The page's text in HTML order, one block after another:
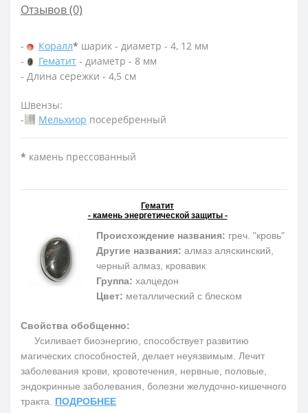
Отзывов (0)
- Коралл* шарик - диаметр - 4, 12 мм
-
Гематит - диаметр - 8 мм
- Длина сережки - 4,5 см
Швензы:
-
Мельхиор посеребренный
* камень прессованный
Гематит
- камень энергетической защиты -
Происхождение названия: греч. "кровь"
Другие названия: алмаз аляскинский,
черный алмаз, кровавик
Группа: халцедон
Цвет: металлический с блеском
Свойства обобщенно:
Усиливает биоэнергию, способствует развитию
магических способностей, делает неуязвимым. Лечит
заболевания крови, кровотечения, нервные, половые,
эндокринные заболевания, болезни желудочно-кишечного
тракта. ПОДРОБНЕЕ